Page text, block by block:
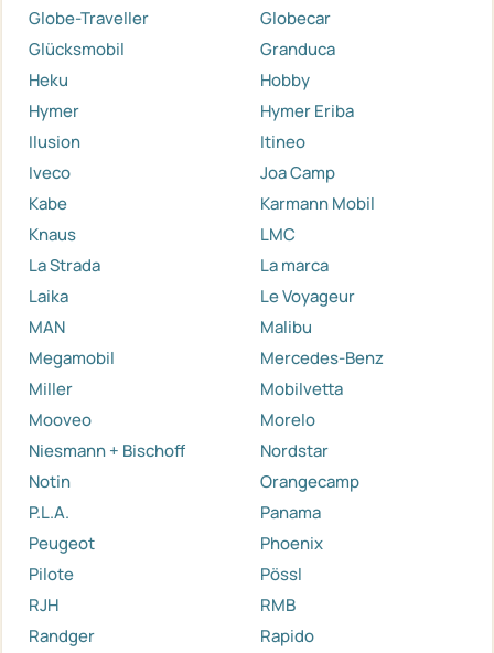
Globe-Traveller
Globecar
Glücksmobil
Granduca
Heku
Hobby
Hymer
Hymer Eriba
Ilusion
Itineo
Iveco
Joa Camp
Kabe
Karmann Mobil
Knaus
LMC
La Strada
La marca
Laika
Le Voyageur
MAN
Malibu
Megamobil
Mercedes-Benz
Miller
Mobilvetta
Mooveo
Morelo
Niesmann + Bischoff
Nordstar
Notin
Orangecamp
P.L.A.
Panama
Peugeot
Phoenix
Pilote
Pössl
RJH
RMB
Randger
Rapido